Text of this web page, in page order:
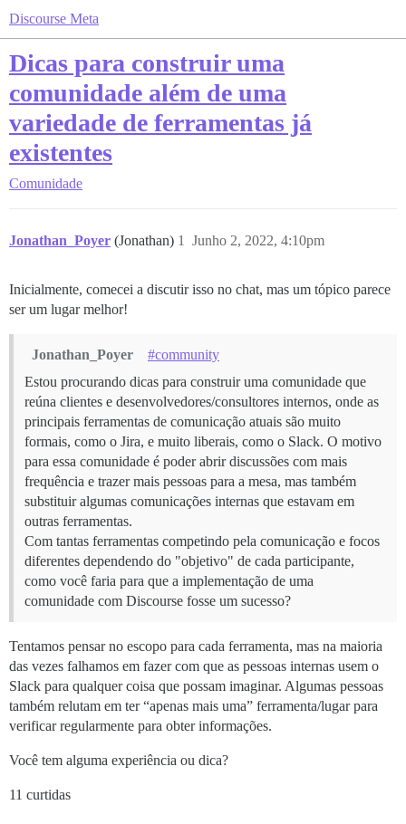
Discourse Meta
Dicas para construir uma
comunidade além de uma
variedade de ferramentas já
existentes
Comunidade
Jonathan_Poyer (Jonathan) Junho 2, 2022, 4:10pm
1
Inicialmente, comecei a discutir isso no chat, mas um tópico parece
ser um lugar melhor!
Jonathan_Poyer
#community
Estou procurando dicas para construir uma comunidade que
reúna clientes e desenvolvedores/consultores internos, onde as
principais ferramentas de comunicação atuais são muito
formais, como o Jira, e muito liberais, como o Slack. O motivo
para essa comunidade é poder abrir discussões com mais
frequência e trazer mais pessoas para a mesa, mas também
substituir algumas comunicações internas que estavam em
outras ferramentas.
Com tantas ferramentas competindo pela comunicação e focos
diferentes dependendo do "objetivo" de cada participante,
como você faria para que a implementação de uma
comunidade com Discourse fosse um sucesso?
Tentamos pensar no escopo para cada ferramenta, mas na maioria
das vezes falhamos em fazer com que as pessoas internas usem o
Slack para qualquer coisa que possam imaginar. Algumas pessoas
também relutam em ter “apenas mais uma” ferramenta/lugar para
verificar regularmente para obter informações.
Você tem alguma experiência ou dica?
11 curtidas